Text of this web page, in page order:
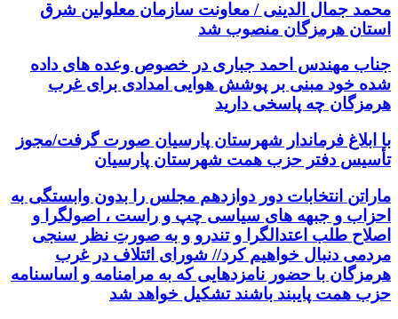
محمد جمال الدینی / معاونت سازمان معلولین شرق
استان هرمزگان منصوب شد
جناب مهندس احمد جباری در خصوص وعده های داده
شده خود مبنی بر پوشش هوایی امدادی برای غرب
هرمزگان چه پاسخی دارید
با ابلاغ فرماندار شهرستان پارسیان صورت گرفت/مجوز
تأسیس دفتر حزب همت شهرستان پارسیان
ماراتن انتخابات دور دوازدهم مجلس را بدون وابستگی به
احزاب و جبهه های سیاسی چپ و راست ، اصولگرا و
اصلاح طلب اعتدالگرا و تندرو و به صورتِ نظر سنجی
مردمی دنبال خواهیم کرد// شورای ائتلاف در غرب
هرمزگان با حضور نامزدهایی که به مرامنامه و اساسنامه
حزب همت پایبند باشند تشکیل خواهد شد